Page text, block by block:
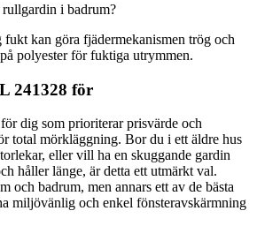
i badrum?
fukt kan göra fjädermekanismen trög och
polyester för fuktiga utrymmen.
241328 för
dig som prioriterar prisvärde och
total mörkläggning. Bor du i ett äldre hus
eller vill ha en skuggande gardin
håller länge, är detta ett utmärkt val.
och badrum, men annars ett av de bästa
miljövänlig och enkel fönsteravskärmning